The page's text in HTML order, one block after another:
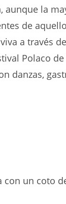
aunque la
de
a través
Polaco
danzas,
un coto